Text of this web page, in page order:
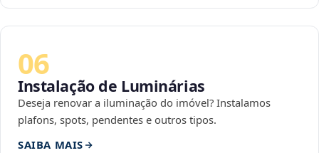
06
Instalação de Luminárias
Deseja renovar a iluminação do imóvel? Instalamos
plafons, spots, pendentes e outros tipos.
SAIBA MAIS